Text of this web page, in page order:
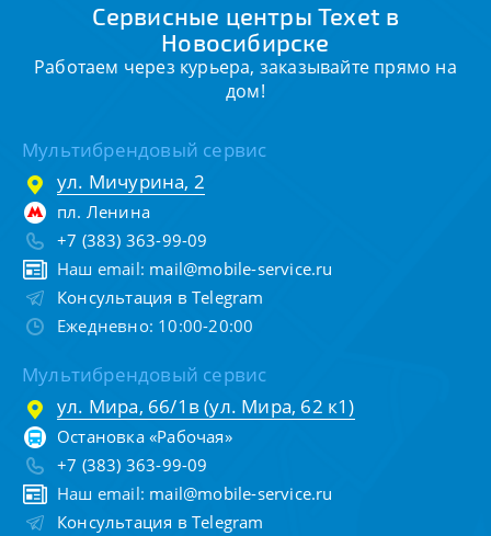
Сервисные центры Texet в
Новосибирске
Работаем через курьера, заказывайте прямо на
дом!
Мультибрендовый сервис
ул. Мичурина, 2
пл. Ленина
+7 (383) 363-99-09
Наш email: mail@mobile-service.ru
Консультация в Telegram
Ежедневно: 10:00-20:00
Мультибрендовый сервис
ул. Мира, 66/1в (ул. Мира, 62 к1)
Остановка «Рабочая»
+7 (383) 363-99-09
Наш email: mail@mobile-service.ru
Консультация в Telegram